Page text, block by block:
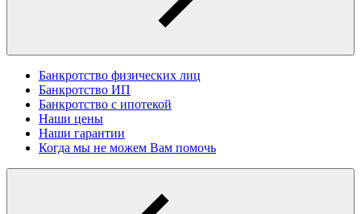
Банкротство физических лиц
Банкротство ИП
Банкротство с ипотекой
Наши цены
Наши гарантии
Когда мы не можем Вам помочь